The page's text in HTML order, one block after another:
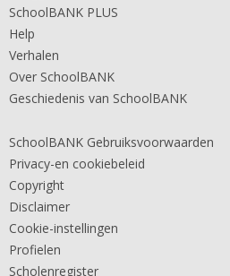
SchoolBANK PLUS
Help
Verhalen
Over SchoolBANK
Geschiedenis van SchoolBANK
SchoolBANK Gebruiksvoorwaarden
Privacy-en cookiebeleid
Copyright
Disclaimer
Cookie-instellingen
Profielen
Scholenregister